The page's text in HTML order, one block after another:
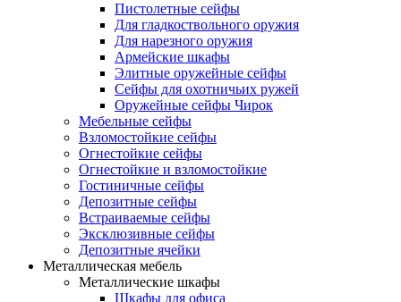
Пистолетные сейфы
Для гладкоствольного оружия
Для нарезного оружия
Армейские шкафы
Элитные оружейные сейфы
Сейфы для охотничьих ружей
Оружейные сейфы Чирок
Мебельные сейфы
Взломостойкие сейфы
Огнестойкие сейфы
Огнестойкие и взломостойкие
Гостиничные сейфы
Депозитные сейфы
Встраиваемые сейфы
Эксклюзивные сейфы
Депозитные ячейки
Металлическая мебель
Металлические шкафы
Шкафы для офиса